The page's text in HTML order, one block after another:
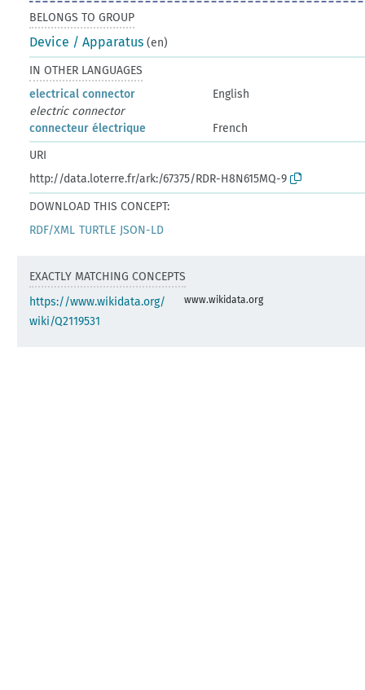
BELONGS TO GROUP
Device / Apparatus (en)
IN OTHER LANGUAGES
electrical connector
English
electric connector
connecteur électrique
French
URI
http://data.loterre.fr/ark:/67375/RDR-H8N615MQ-9
DOWNLOAD THIS CONCEPT:
RDF/XML TURTLE JSON-LD
EXACTLY MATCHING CONCEPTS
https://www.wikidata.org/
wiki/Q2119531
www.wikidata.org